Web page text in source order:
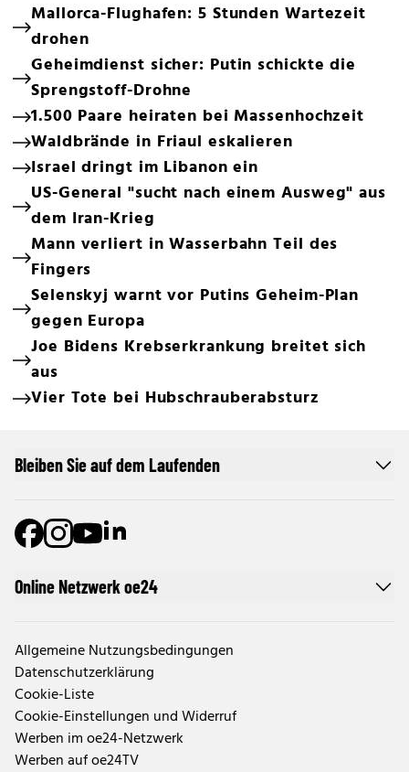
Mallorca-Flughafen: 5 Stunden Wartezeit
drohen
Geheimdienst sicher: Putin schickte die
Sprengstoff-Drohne
1.500 Paare heiraten bei Massenhochzeit
Waldbrände in Friaul eskalieren
Israel dringt im Libanon ein
US-General "sucht nach einem Ausweg" aus
dem Iran-Krieg
Mann verliert in Wasserbahn Teil des
Fingers
Selenskyj warnt vor Putins Geheim-Plan
gegen Europa
Joe Bidens Krebserkrankung breitet sich
aus
Vier Tote bei Hubschrauberabsturz
Online Netzwerk oe24
Allgemeine Nutzungsbedingungen
Datenschutzerklärung
Cookie-Liste
Cookie-Einstellungen und Widerruf
Werben im oe24-Netzwerk
Werben auf oe24TV
Bleiben Sie auf dem Laufenden